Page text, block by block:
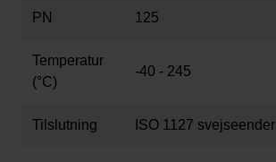
PN 125
Temperatur
(°C)
-40 - 245
Tilslutning ISO 1127 svejseender